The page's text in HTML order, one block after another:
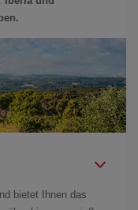
bietet Ihnen das